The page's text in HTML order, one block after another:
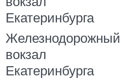
Екатеринбурга
Железнодорожный
вокзал
Екатеринбурга